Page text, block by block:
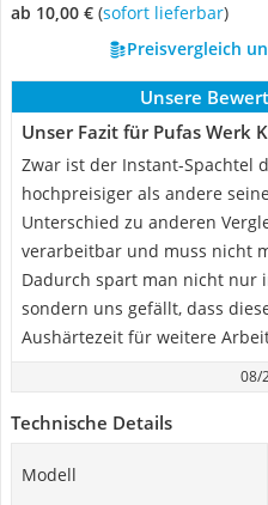
ab 10,00 € ( Sofort lieferbar)
Preisvergleich
Unsere
Unser Fazit für Pufas Werk
Zwar ist der Instant-Spachtel
hochpreisiger als andere
Unterschied zu anderen
verarbeitbar und muss nicht
Dadurch spart man nicht nur
sondern uns gefällt, dass
Aushärtezeit für weitere
08/
Technische Details
Modell